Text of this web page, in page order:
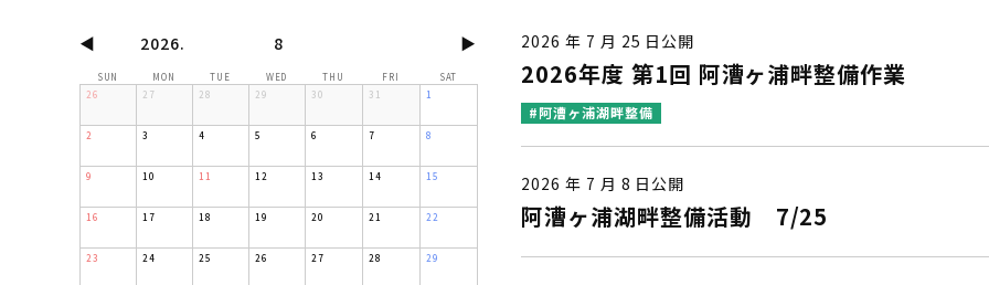
◀ 2026 8 ▶
SUN MON TUE WED THU FRI
SAT
26
27 28 29 30 31 1
2 3 4 5 6 7 8
9 10 11 12 13 14 15
16 17 18 19 20 21 22
23 24 25 26 27 28 29
2026 年 7 月 25 日公開
2026年度 第1回 阿漕ヶ浦畔整備作業
#阿漕ヶ浦湖畔整備
2026 年 7 月 8 日公開
阿漕ヶ浦湖畔整備活動 7/25